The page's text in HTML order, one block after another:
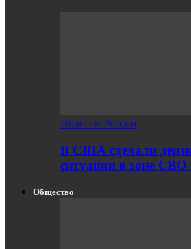
Новости России
В США сделали
ситуации в зоне
Общество